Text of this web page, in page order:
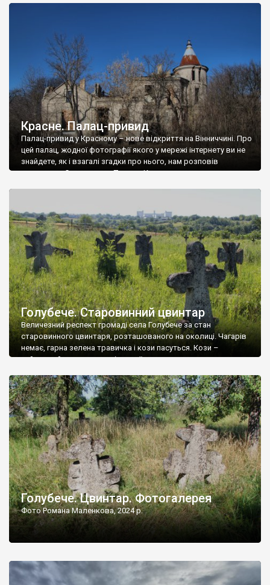
Красне. Палац-привид
Палац-привид у Красному – нове відкриття на Вінниччині. Про
цей палац, жодної фотографії якого у мережі інтернету ви не
знайдете, як і взагалі згадки про нього, нам розповів
мешканець Самгородка. Палац у Красному вразив не лише
Голубече. Старовинний цвинтар
Величезний респект громаді села Голубече за стан
старовинного цвинтаря, розташованого на околиці. Чагарів
немає, гарна зелена травичка і кози пасуться. Кози –
найкращий регулятор шкідливої, для старих кладовищ,
бруньками, кози ті бруньки обгризають, бо то улюблений
делікатес. На цвинтарі у Голубечому ціла колекція
різноманітних форм хрестів. Село відносно невелике, […]
Голубече. Цвинтар. Фотогалерея
Фото Романа Маленкова, 2024 р.